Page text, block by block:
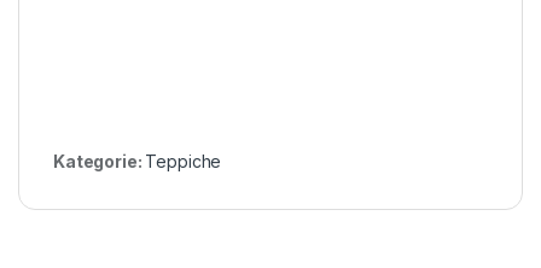
Kategorie: Teppiche